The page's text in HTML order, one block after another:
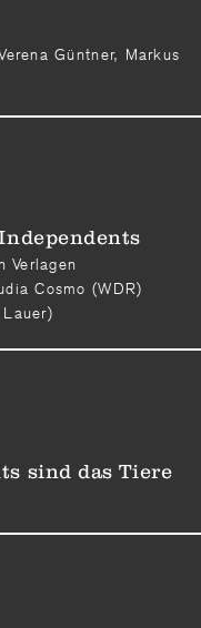
Güntner, Markus
Verlagen
Cosmo (WDR)
sind das Tiere